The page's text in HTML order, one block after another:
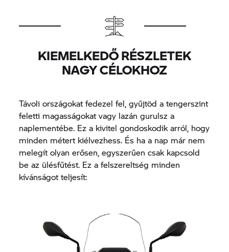
KIEMELKEDŐ RÉSZLETEK
NAGY CÉLOKHOZ
Távoli országokat fedezel fel, gyűjtöd a tengerszint
feletti magasságokat vagy lazán gurulsz a
naplementébe. Ez a kivitel gondoskodik arról, hogy
minden métert kiélvezhess. És ha a nap már nem
melegít olyan erősen, egyszerűen csak kapcsold
be az ülésfűtést. Ez a felszereltség minden
kívánságot teljesít: